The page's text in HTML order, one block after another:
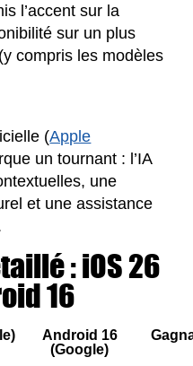
l’accent sur la
sur un plus
compris les modèles
(Apple
un tournant : l’IA
une
et une assistance
: iOS 26
16
Android 16
(Google)